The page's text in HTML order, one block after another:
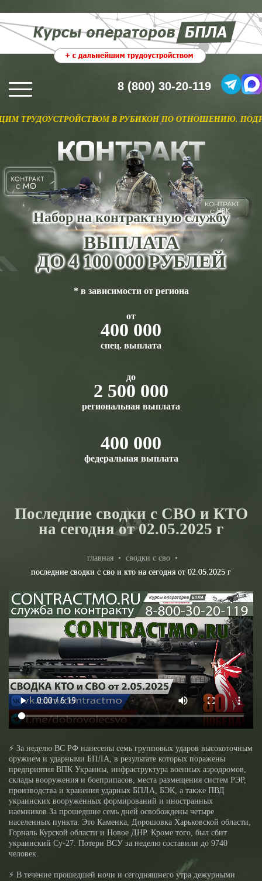
8 (800) 30-20-119
В РУБИКОН ПО ОТНОШЕНИЮ. ПОДРОБНЕЕ >>
Набор на контрактную службу
ВЫПЛАТА
ДО 4 100 000 РУБЛЕЙ
* в зависимости от региона
от
400 000
спец. выплата
до
2 500 000
региональная выплата
400 000
федеральная выплата
Последние сводки с СВО и КТО
на сегодня от 02.05.2025 г
главная • сводки с сво
•
последние сводки с сво и кто на сегодня от 02.05.2025 г
⚡️ За неделю ВС РФ нанесены семь групповых ударов высокоточным
оружием и ударными БПЛА, в результате которых поражены
предприятия ВПК Украины, инфраструктура военных аэродромов,
склады вооружения и боеприпасов, места размещения систем РЭР,
производства и хранения ударных БПЛА, БЭК, а также ПВД
украинских вооруженных формирований и иностранных
наемников.За прошедшие семь дней освобождены четыре
населенных пункта. Это Каменка, Дорошовка Харьковской области,
Горналь Курской области и Новое ДНР. Кроме того, был сбит
украинский Су-27. Потери ВСУ за неделю составили до 9740
человек.
⚡️ В течение прошедшей ночи и сегодняшнего утра дежурными